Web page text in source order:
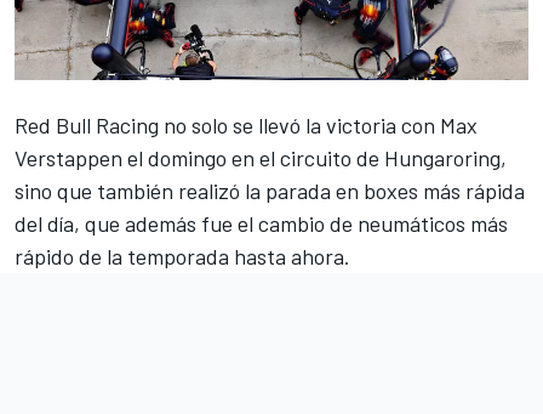
Red Bull Racing no solo se llevó la victoria con Max
Verstappen el domingo en el circuito de Hungaroring,
sino que también realizó la parada en boxes más rápida
del día, que además fue el cambio de neumáticos más
rápido de la temporada hasta ahora.